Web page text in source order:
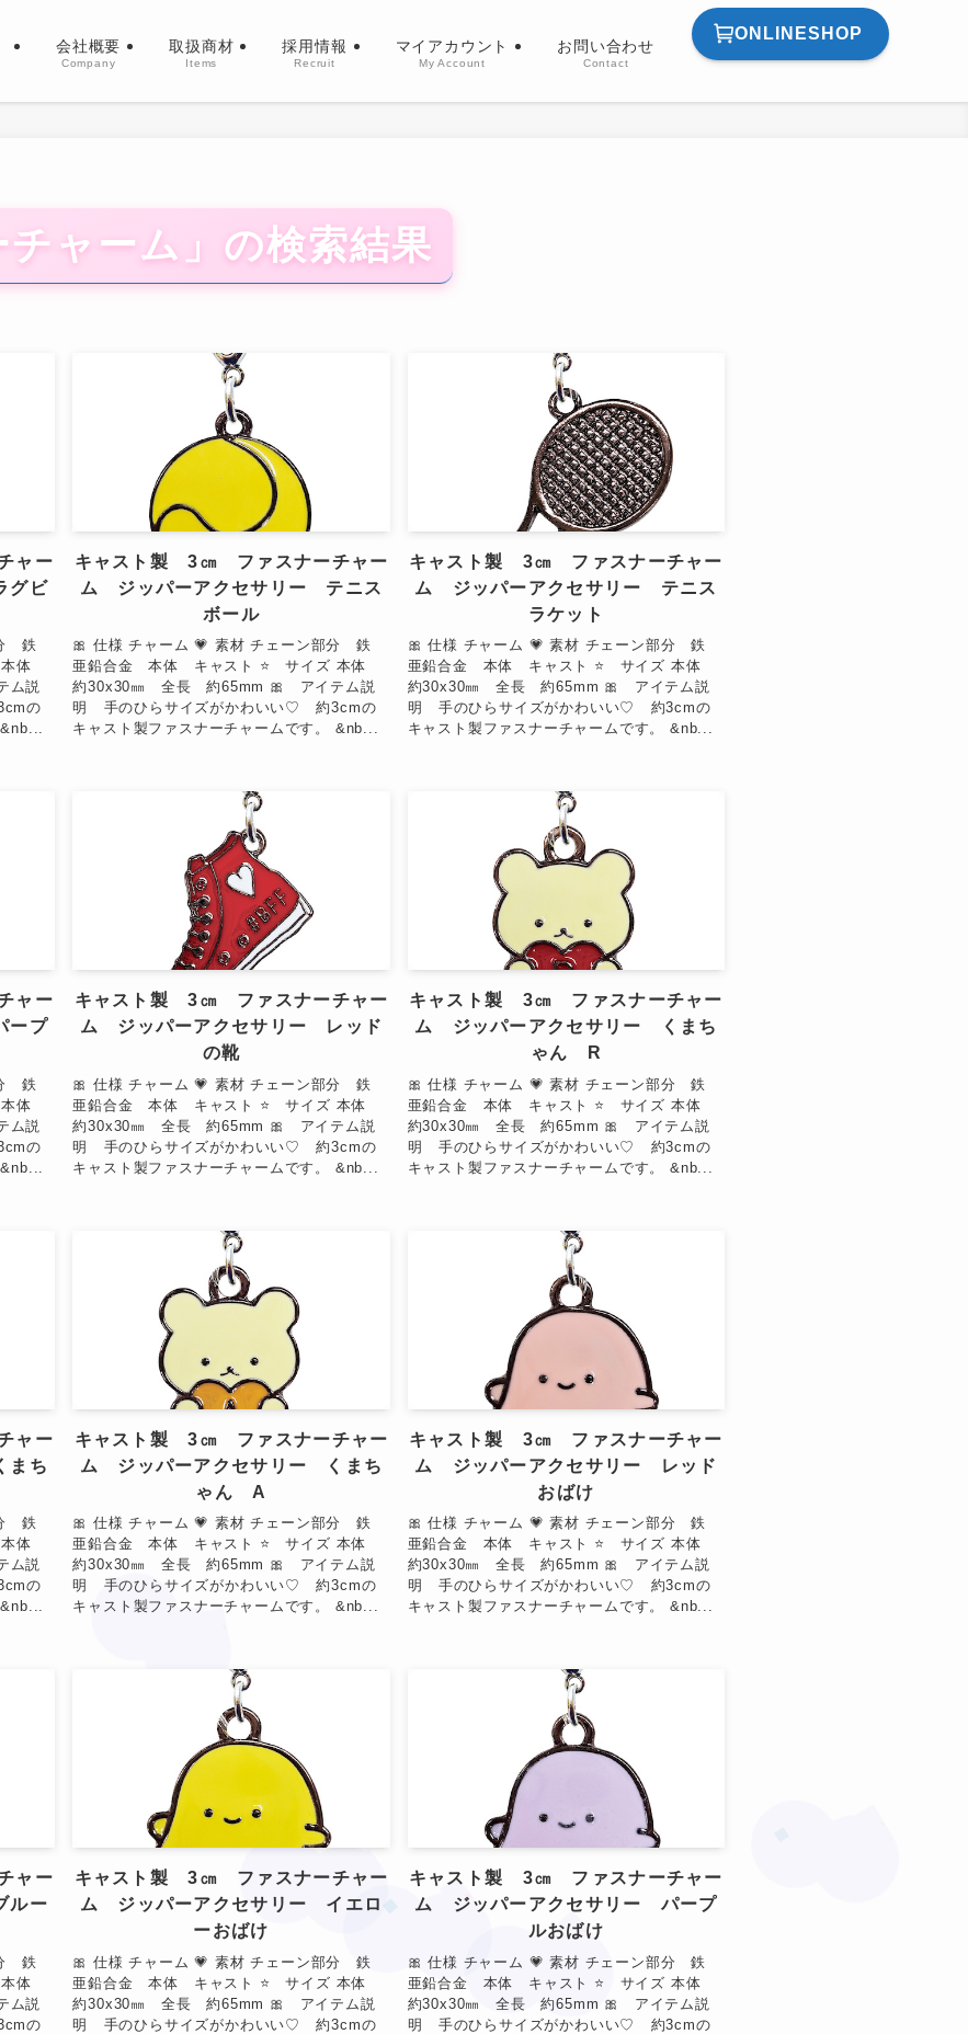
会社概要
Company
取扱商材
Items
採用情報
Recruit
マイアカウント
My Account
お問い合わせ
Contact
ONLINESHOP
チャーム」の検索結果
ャー
グビ
鉄
本体
ム説
の
キャスト製 3㎝ ファスナーチャー
ム ジッパーアクセサリー テニス
ボール
🎀 仕様 チャーム 💗 素材 チェーン部分 鉄
亜鉛合金 本体 キャスト ⭐ サイズ 本体
約30x30㎜ 全長 約65mm 🎀 アイテム説
明 手のひらサイズがかわいい♡ 約3cmの
キャスト製ファスナーチャームです。 &nb...
キャスト製 3㎝ ファスナーチャー
ム ジッパーアクセサリー テニス
ラケット
🎀 仕様 チャーム 💗 素材 チェーン部分 鉄
亜鉛合金 本体 キャスト ⭐ サイズ 本体
約30x30㎜ 全長 約65mm 🎀 アイテム説
明 手のひらサイズがかわいい♡ 約3cmの
キャスト製ファスナーチャームです。 &nb...
ャー
ープ
鉄
本体
ム説
の
キャスト製 3㎝ ファスナーチャー
ム ジッパーアクセサリー レッド
の靴
🎀 仕様 チャーム 💗 素材 チェーン部分 鉄
亜鉛合金 本体 キャスト ⭐ サイズ 本体
約30x30㎜ 全長 約65mm 🎀 アイテム説
明 手のひらサイズがかわいい♡ 約3cmの
キャスト製ファスナーチャームです。 &nb...
キャスト製 3㎝ ファスナーチャー
ム ジッパーアクセサリー くまち
ゃん R
🎀 仕様 チャーム 💗 素材 チェーン部分 鉄
亜鉛合金 本体 キャスト ⭐ サイズ 本体
約30x30㎜ 全長 約65mm 🎀 アイテム説
明 手のひらサイズがかわいい♡ 約3cmの
キャスト製ファスナーチャームです。 &nb...
ャー
まち
鉄
本体
ム説
の
キャスト製 3㎝ ファスナーチャー
ム ジッパーアクセサリー くまち
ゃん A
🎀 仕様 チャーム 💗 素材 チェーン部分 鉄
亜鉛合金 本体 キャスト ⭐ サイズ 本体
約30x30㎜ 全長 約65mm 🎀 アイテム説
明 手のひらサイズがかわいい♡ 約3cmの
キャスト製ファスナーチャームです。 &nb...
キャスト製 3㎝ ファスナーチャー
ム ジッパーアクセサリー レッド
おばけ
🎀 仕様 チャーム 💗 素材 チェーン部分 鉄
亜鉛合金 本体 キャスト ⭐ サイズ 本体
約30x30㎜ 全長 約65mm 🎀 アイテム説
明 手のひらサイズがかわいい♡ 約3cmの
キャスト製ファスナーチャームです。 &nb...
ャー
ルー
鉄
本体
ム説
の
キャスト製 3㎝ ファスナーチャー
ム ジッパーアクセサリー イエロ
ーおばけ
🎀 仕様 チャーム 💗 素材 チェーン部分 鉄
亜鉛合金 本体 キャスト ⭐ サイズ 本体
約30x30㎜ 全長 約65mm 🎀 アイテム説
明 手のひらサイズがかわいい♡ 約3cmの
キャスト製 3㎝ ファスナーチャー
ム ジッパーアクセサリー パープ
ルおばけ
🎀 仕様 チャーム 💗 素材 チェーン部分 鉄
亜鉛合金 本体 キャスト ⭐ サイズ 本体
約30x30㎜ 全長 約65mm 🎀 アイテム説
明 手のひらサイズがかわいい♡ 約3cmの
★
❤